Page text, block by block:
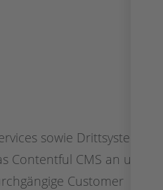
sowie Drittsysteme
Contentful CMS an und
Customer